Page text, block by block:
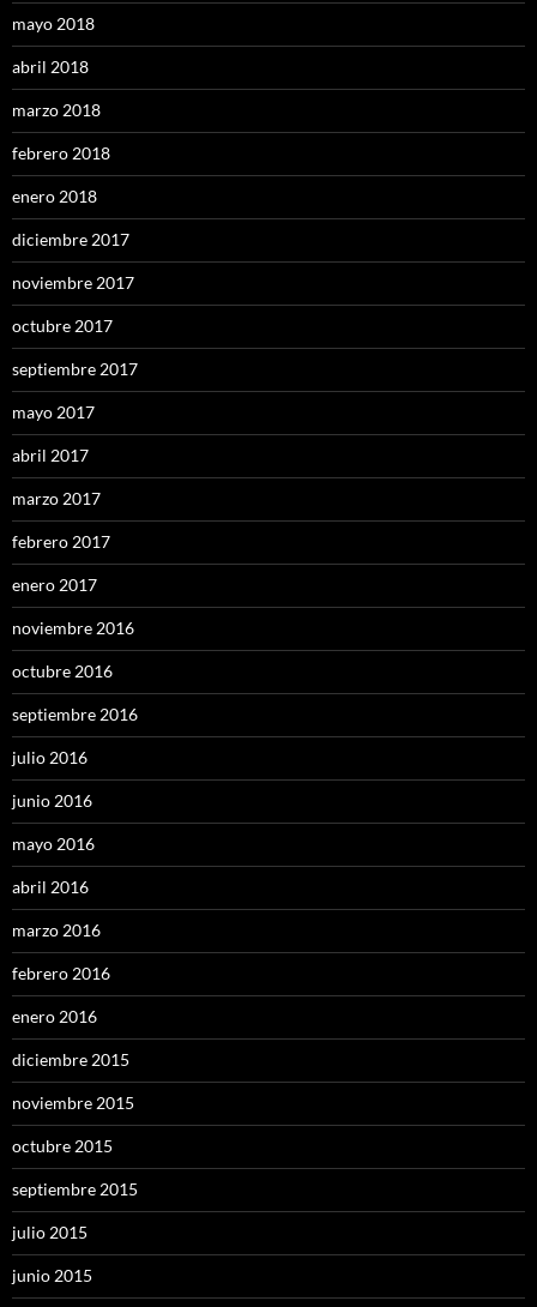
mayo 2018
abril 2018
marzo 2018
febrero 2018
enero 2018
diciembre 2017
noviembre 2017
octubre 2017
septiembre 2017
mayo 2017
abril 2017
marzo 2017
febrero 2017
enero 2017
noviembre 2016
octubre 2016
septiembre 2016
julio 2016
junio 2016
mayo 2016
abril 2016
marzo 2016
febrero 2016
enero 2016
diciembre 2015
noviembre 2015
octubre 2015
septiembre 2015
julio 2015
junio 2015